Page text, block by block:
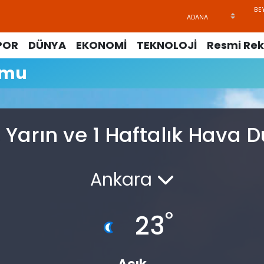
DÜNYA EKONOMİ TEKNOLOJİ Resmi
ve 1 Haftalık Hava
Ankara
23°